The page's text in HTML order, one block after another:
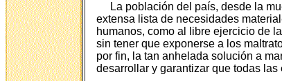
La población del país, desde la
extensa lista de necesidades
humanos, como al libre ejercicio de
sin tener que exponerse a los
por fin, la tan anhelada solución a
desarrollar y garantizar que todas